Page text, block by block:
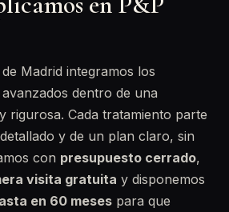
Madrid integramos los
dentro de una
rigurosa. Cada tratamiento parte
y de un plan claro, sin
con presupuesto cerrado,
visita gratuita y disponemos
en 60 meses para que